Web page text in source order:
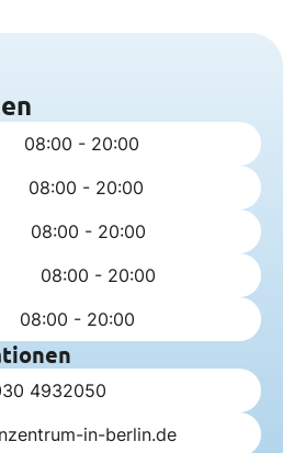
08:00 - 20:00
08:00 - 20:00
08:00 - 20:00
08:00 - 20:00
08:00 - 20:00
4932050
in-berlin.de